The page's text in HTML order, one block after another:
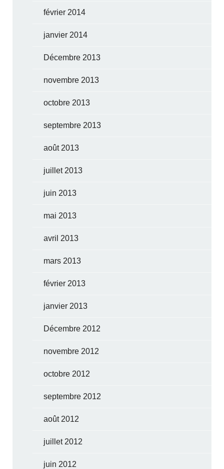
février 2014
janvier 2014
Décembre 2013
novembre 2013
octobre 2013
septembre 2013
août 2013
juillet 2013
juin 2013
mai 2013
avril 2013
mars 2013
février 2013
janvier 2013
Décembre 2012
novembre 2012
octobre 2012
septembre 2012
août 2012
juillet 2012
juin 2012